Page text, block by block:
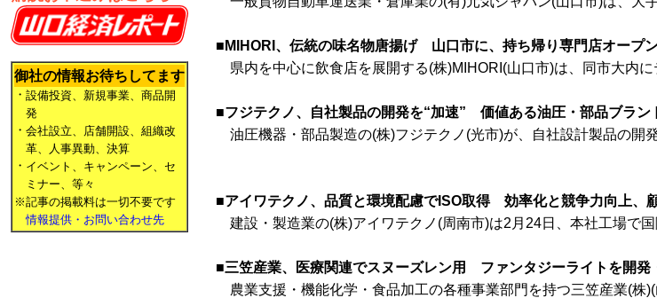
御社の情報お待ちしてます
・ 設備投資、新規事業、商品開
発
・ 会社設立、店舗開設、組織改
革、人事異動、決算
・ イベント、キャンペーン、セ
ミナー、等々
※記事の掲載料は一切不要です
情報提供・お問い合わせ先
■MIHORI、伝統の味名物唐揚げ 山口市に、持ち帰り専門店オープ
県内を中心に飲食店を展開する(株)MIHORI(山口市)は、同市大内
■フジテクノ、自社製品の開発を“加速” 価値ある油圧・部品ブラン
油圧機器・部品製造の(株)フジテクノ(光市)が、自社設計製品の開
■アイワテクノ、品質と環境配慮でISO取得 効率化と競争力向上、
建設・製造業の(株)アイワテクノ(周南市)は2月24日、本社工場で
■三笠産業、医療関連でスヌーズレン用 ファンタジーライトを開発
農業支援・機能化学・食品加工の各種事業部門を持つ三笠産業(株